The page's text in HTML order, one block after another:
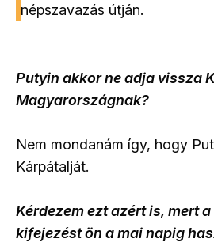
népszavazás útján.
Putyin akkor ne adja vissza
Magyarországnak?
Nem mondanám így, hogy
Kárpátalját.
Kérdezem ezt azért is, mert
kifejezést ön a mai napig